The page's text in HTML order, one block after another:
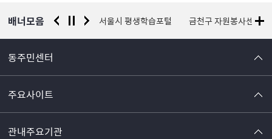
배너모음
경찰청 유실물 통합포털 서울시 평생학습포털 금천구 자원봉사센터
동주민센터
주요사이트
관내주요기관